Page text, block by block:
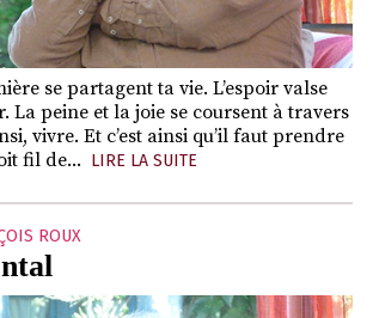
se partagent ta vie. L’espoir valse
La peine et la joie se coursent à travers
vivre. Et c’est ainsi qu’il faut prendre
fil de... LIRE LA SUITE
ROUX